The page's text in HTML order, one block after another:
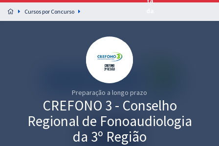
Preparação completa e intensiva para as principais
residências em saúde do Brasil
Graduação
Cursos por Concurso
Preparação a longo prazo
CREFONO 3 - Conselho
Regional de Fonoaudiologia
da 3º Região